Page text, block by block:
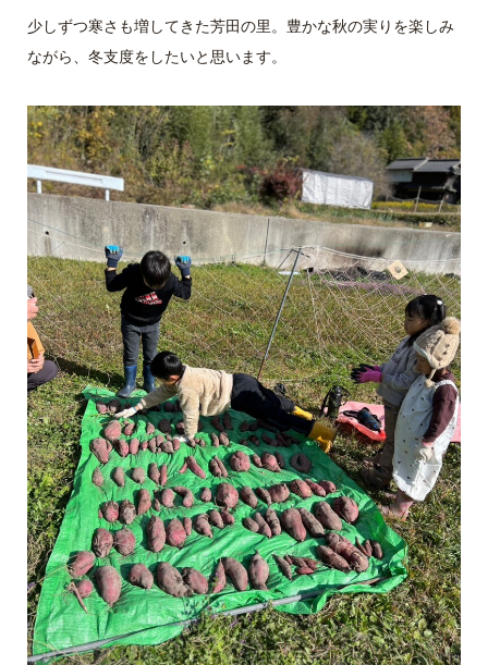
少しずつ寒さも増してきた芳田の里。豊かな秋の実りを楽しみ
ながら、冬支度をしたいと思います。